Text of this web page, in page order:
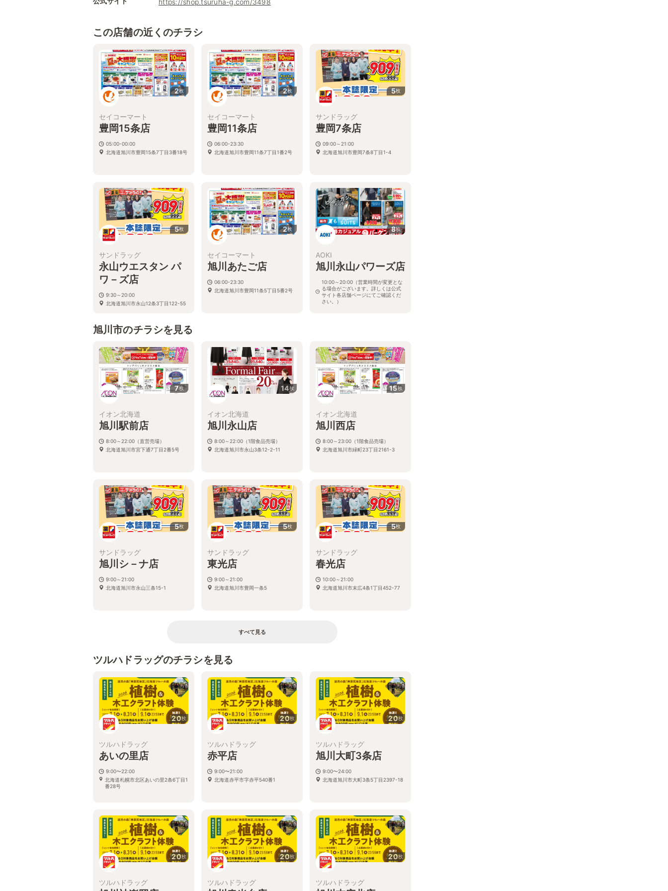
https://shop.tsuruha-g.com/3498
この店舗の近くのチラシ
2枚
セイコーマート
豊岡15条店
05:00-00:00
北海道旭川市豊岡15条7丁目3番18号
2枚
セイコーマート
豊岡11条店
06:00-23:30
北海道旭川市豊岡11条7丁目1番2号
5枚
サンドラッグ
豊岡7条店
09:00～21:00
北海道旭川市豊岡7条8丁目1-4
5枚
サンドラッグ
永山ウエスタン パ
ワ－ズ店
9:30～20:00
北海道旭川市永山12条3丁目122-55
2枚
セイコーマート
旭川あたご店
06:00-23:30
北海道旭川市豊岡11条5丁目5番2号
8枚
AOKI
旭川永山パワーズ店
10:00～20:00（営業時間が変更とな
る場合がございます。詳しくは公式
サイト各店舗ページにてご確認くだ
さい。）
旭川市のチラシを見る
7枚
イオン北海道
旭川駅前店
8:00～22:00（直営売場）
北海道旭川市宮下通7丁目2番5号
14枚
イオン北海道
旭川永山店
8:00～22:00（1階食品売場）
北海道旭川市永山3条12-2-11
15枚
イオン北海道
旭川西店
8:00～23:00（1階食品売場）
北海道旭川市緑町23丁目2161-3
5枚
サンドラッグ
旭川シ－ナ店
9:00～21:00
北海道旭川市永山三条15-1
5枚
サンドラッグ
東光店
9:00～21:00
北海道旭川市豊岡一条5
5枚
サンドラッグ
春光店
10:00～21:00
北海道旭川市末広4条1丁目452-77
すべて見る
ツルハドラッグのチラシを見る
20枚
ツルハドラッグ
あいの里店
9:00〜22:00
北海道札幌市北区あいの里2条6丁目1
番28号
20枚
ツルハドラッグ
赤平店
9:00〜21:00
北海道赤平市字赤平540番1
20枚
ツルハドラッグ
旭川大町3条店
9:00〜24:00
北海道旭川市大町3条5丁目2397-18
20枚
ツルハドラッグ
20枚
ツルハドラッグ
20枚
ツルハドラッグ